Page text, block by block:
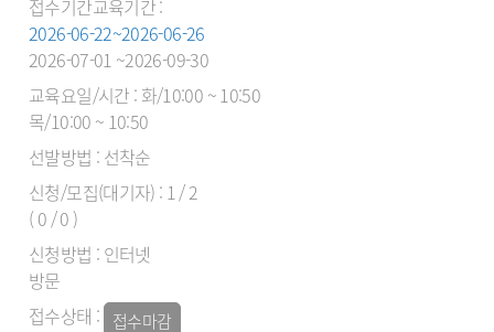
2026-06-22~2026-06-26
2026-07-01 ~2026-09-30
화/10:00 ~ 10:50
목/10:00 ~ 10:50
선착순
1 / 2
( 0 / 0 )
인터넷
방문
접수마감